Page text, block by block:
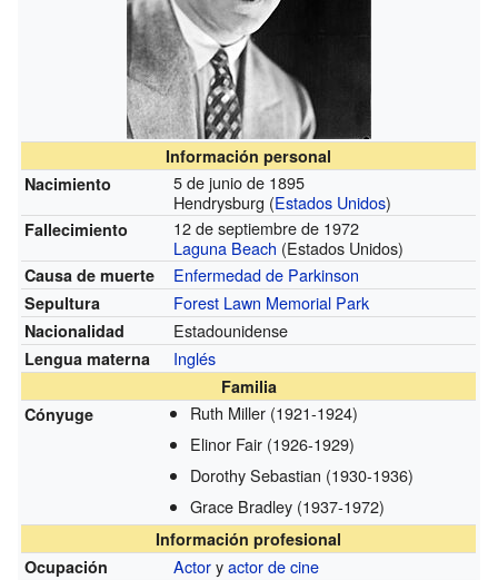
Información personal
Nacimiento
5 de junio de 1895
Hendrysburg (Estados Unidos)
Fallecimiento
12 de septiembre de 1972
Laguna Beach (Estados Unidos)
Causa de muerte Enfermedad de Parkinson
Sepultura Forest Lawn Memorial Park
Nacionalidad Estadounidense
Lengua materna Inglés
Familia
Cónyuge
Ruth Miller (1921-1924)
Elinor Fair (1926-1929)
Dorothy Sebastian (1930-1936)
Grace Bradley (1937-1972)
Información profesional
Ocupación
Actoryactor de cine